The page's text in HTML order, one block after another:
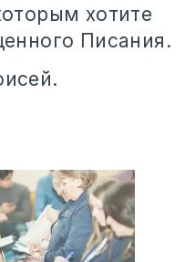
хотите
Писания.